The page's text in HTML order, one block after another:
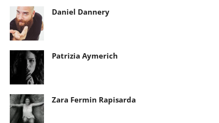
Daniel Dannery
Patrizia Aymerich
Zara Fermin Rapisarda